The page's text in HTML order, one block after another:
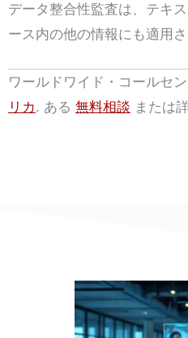
データ整合性監査は、テキ
ース内の他の情報にも適用さ
ワールドワイド・コールセ
リカ. ある 無料相談 または